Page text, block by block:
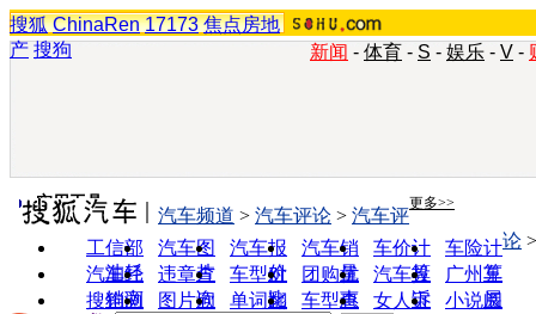
搜狐 ChinaRen 17173 焦点房地
产 搜狗 新闻 - 体育 - S - 娱乐 - V -
实用工具 更多>>
工信部
油耗
汽车图
片
汽车报
价
汽车销
量
车价计
算
车险计
算
汽车经
销商
违章查
询
车型对
比
团购优
惠
汽车投
诉
广州车
展
搜狗浏
图片欣
单词翻
车型查
女人宝
小说阅
汽车频道 > 汽车评论 > 汽车评
论